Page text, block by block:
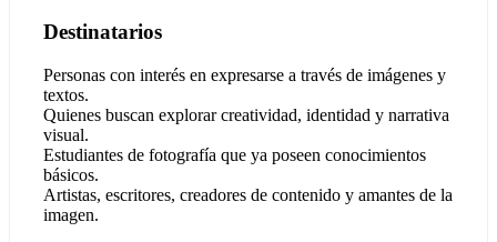
Destinatarios
Personas con interés en expresarse a través de imágenes y
textos.
Quienes buscan explorar creatividad, identidad y narrativa
visual.
Estudiantes de fotografía que ya poseen conocimientos
básicos.
Artistas, escritores, creadores de contenido y amantes de la
imagen.